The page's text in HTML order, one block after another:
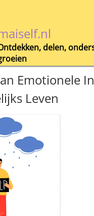
delen,
Emotionele
Leven